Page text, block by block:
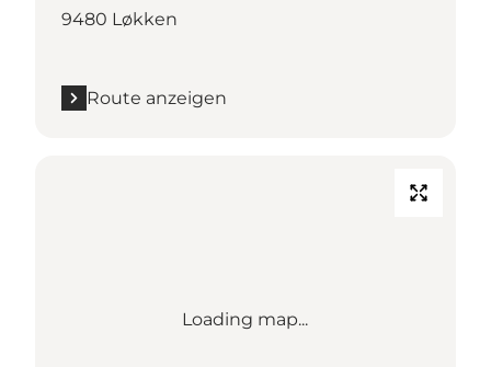
9480 Løkken
Route anzeigen
Loading map...